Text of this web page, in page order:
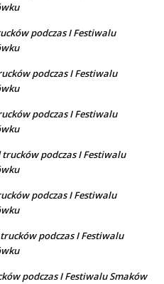
podczas I Festiwalu
podczas I Festiwalu
podczas I Festiwalu
podczas I Festiwalu
podczas I Festiwalu
podczas I Festiwalu
podczas I Festiwalu Smaków